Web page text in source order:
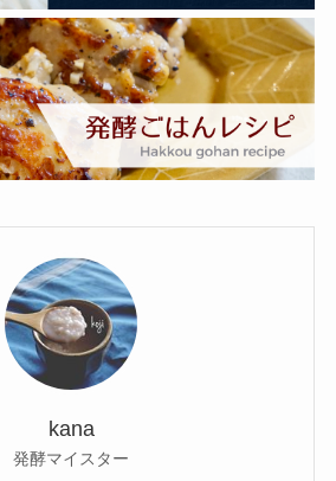
kana
発酵マイスター